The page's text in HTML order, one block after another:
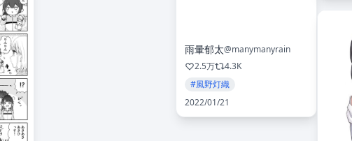
雨暈郁太@manymanyrain
2.5万
4.3K
#風野灯織
2022/01/21